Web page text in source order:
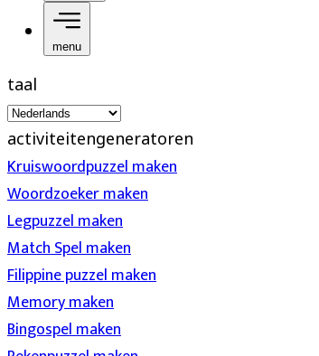
menu
taal
activiteitengeneratoren
Kruiswoordpuzzel maken
Woordzoeker maken
Legpuzzel maken
Match Spel maken
Filippine puzzel maken
Memory maken
Bingospel maken